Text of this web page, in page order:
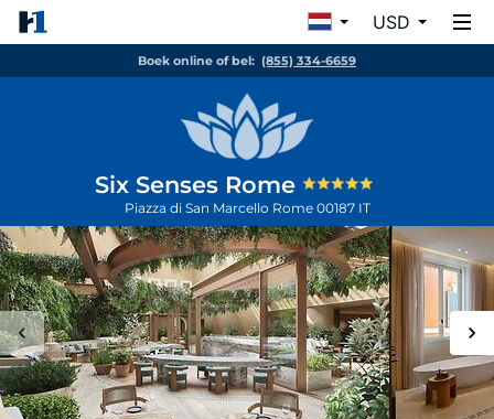
USD
Boek online of bel: (855) 334-6659
Six Senses Rome
Piazza di San Marcello Rome 00187 IT